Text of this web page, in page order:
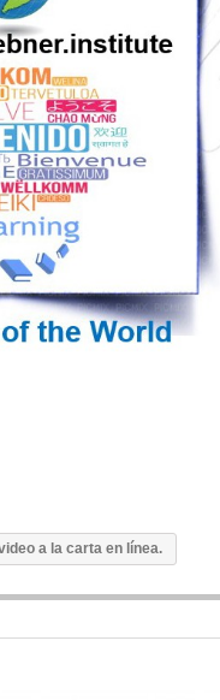
a la carta en línea.